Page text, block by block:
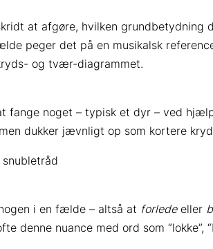
at afgøre, hvilken
peger det på en musikalsk
og tvær-diagrammet.
fange noget – typisk et dyr – ved
dukker jævnligt op som kortere
i en fælde – altså at forledeeller
nuance med ord som “lokke”,